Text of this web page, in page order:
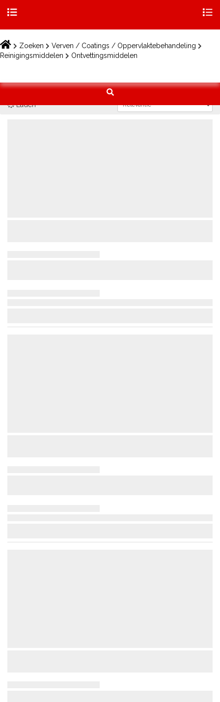
to
content
Zoeken
Verven / Coatings / Oppervlaktebehandeling
Reinigingsmiddelen
Ontvettingsmiddelen
Laden